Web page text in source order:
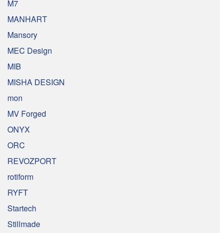
M7
MANHART
Mansory
MEC Design
MIB
MISHA DESIGN
mon
MV Forged
ONYX
ORC
REVOZPORT
rotiform
RYFT
Startech
Stillmade